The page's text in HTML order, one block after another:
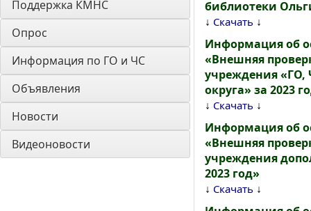
Поддержка КМНС
Опрос
Информация по ГО и ЧС
Объявления
Новости
Видеоновости
библиотеки
↓ Скачать ↓
Информация об
«Внешняя
учреждения «ГО,
округа» за 2023
↓ Скачать ↓
Информация об
«Внешняя
учреждения
2023 год»
↓ Скачать ↓